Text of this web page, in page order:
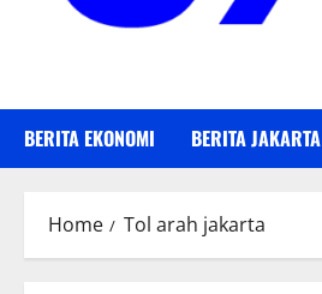
BERITA EKONOMI BERITA JAKARTA
Home Tol arah jakarta